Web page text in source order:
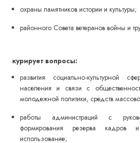
охраны памятников истории и культуры;
районного Совета ветеранов войны и
курирует вопросы:
развития социально-культурной
населения и связи с
молодежной политики, средств
работы администраций с
формирования резерва кадров
использование;